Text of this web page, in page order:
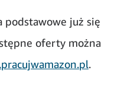
podstawowe już się
oferty można
.